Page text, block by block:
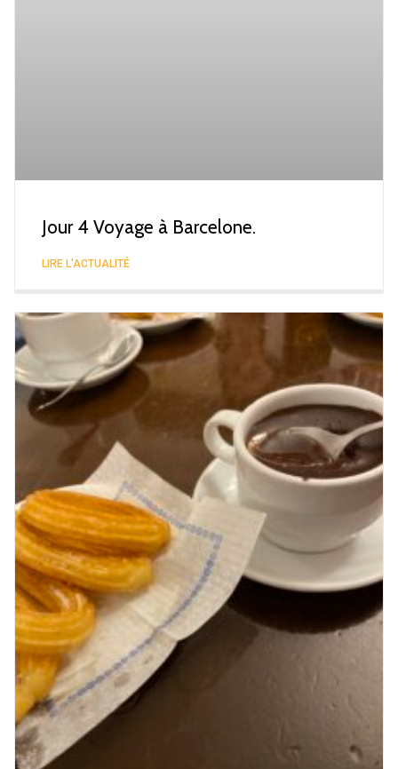
Jour 4 Voyage à Barcelone.
LIRE L'ACTUALITÉ